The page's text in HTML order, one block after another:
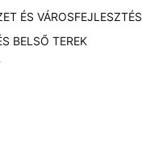
ÉS VÁROSFEJLESZTÉS
BELSŐ TEREK